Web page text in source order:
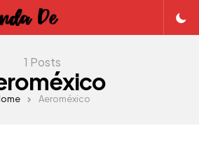
1 Posts
Aeroméxico